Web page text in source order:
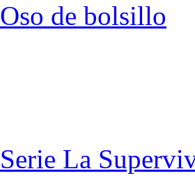
Oso de bolsillo
Serie La